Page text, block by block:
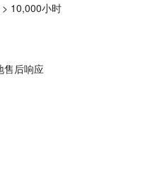
10,000小时
售后响应